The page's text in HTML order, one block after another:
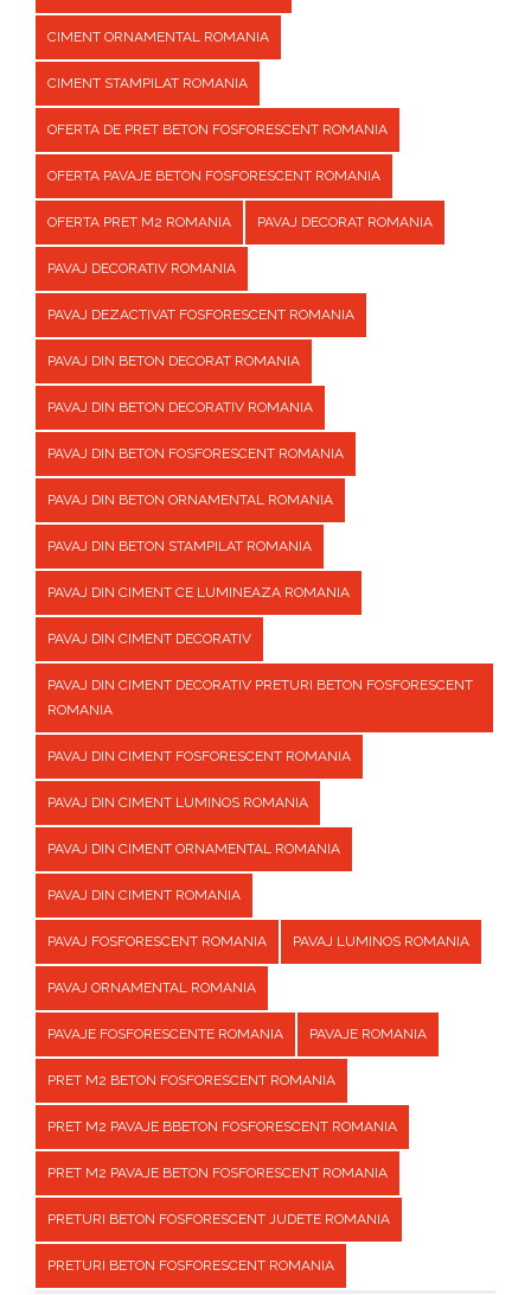
CIMENT ORNAMENTAL ROMANIA
CIMENT STAMPILAT ROMANIA
OFERTA DE PRET BETON FOSFORESCENT ROMANIA
OFERTA PAVAJE BETON FOSFORESCENT ROMANIA
OFERTA PRET M2 ROMANIA PAVAJ DECORAT ROMANIA
PAVAJ DECORATIV ROMANIA
PAVAJ DEZACTIVAT FOSFORESCENT ROMANIA
PAVAJ DIN BETON DECORAT ROMANIA
PAVAJ DIN BETON DECORATIV ROMANIA
PAVAJ DIN BETON FOSFORESCENT ROMANIA
PAVAJ DIN BETON ORNAMENTAL ROMANIA
PAVAJ DIN BETON STAMPILAT ROMANIA
PAVAJ DIN CIMENT CE LUMINEAZA ROMANIA
PAVAJ DIN CIMENT DECORATIV
PAVAJ DIN CIMENT DECORATIV PRETURI BETON FOSFORESCENT
ROMANIA
PAVAJ DIN CIMENT FOSFORESCENT ROMANIA
PAVAJ DIN CIMENT LUMINOS ROMANIA
PAVAJ DIN CIMENT ORNAMENTAL ROMANIA
PAVAJ DIN CIMENT ROMANIA
PAVAJ FOSFORESCENT ROMANIA PAVAJ LUMINOS ROMANIA
PAVAJ ORNAMENTAL ROMANIA
PAVAJE FOSFORESCENTE ROMANIA PAVAJE ROMANIA
PRET M2 BETON FOSFORESCENT ROMANIA
PRET M2 PAVAJE BBETON FOSFORESCENT ROMANIA
PRET M2 PAVAJE BETON FOSFORESCENT ROMANIA
PRETURI BETON FOSFORESCENT JUDETE ROMANIA
PRETURI BETON FOSFORESCENT ROMANIA